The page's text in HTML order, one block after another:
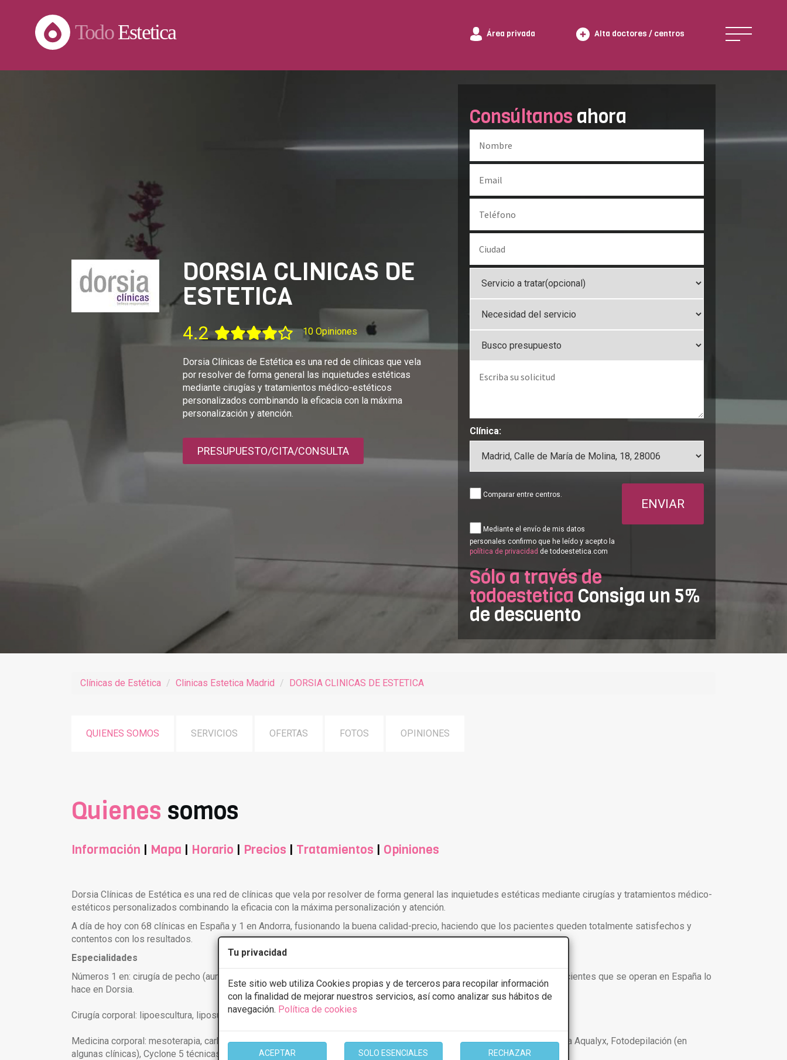
Tu privacidad
Este sitio web utiliza Cookies propias y de terceros para recopilar información
con la finalidad de mejorar nuestros servicios, así como analizar sus hábitos de
navegación. Política de cookies
ACEPTAR SOLO ESENCIALES RECHAZAR
TodoEstetica Área privada Alta doctores / centros
DORSIA CLINICAS DE
ESTETICA
4.2 10 Opiniones
Dorsia Clínicas de Estética es una red de clínicas que vela
por resolver de forma general las inquietudes estéticas
mediante cirugías y tratamientos médico-estéticos
personalizados combinando la eficacia con la máxima
personalización y atención.
PRESUPUESTO/CITA/CONSULTA
Consúltanos ahora
Clínica:
Comparar entre centros.
Mediante el envío de mis datos
personales confirmo que he leído y acepto la
política de privacidad de todoestetica.com
ENVIAR
Sólo a través de
todoestetica Consiga un 5%
de descuento
Clínicas de Estética Clinicas Estetica Madrid DORSIA CLINICAS DE ESTETICA
QUIENES SOMOS SERVICIOS OFERTAS FOTOS OPINIONES
Quienes somos
Información | Mapa | Horario | Precios | Tratamientos | Opiniones
Dorsia Clínicas de Estética es una red de clínicas que vela por resolver de forma general las inquietudes estéticas mediante cirugías y tratamientos médico-
estéticos personalizados combinando la eficacia con la máxima personalización y atención.
A día de hoy con 68 clínicas en España y 1 en Andorra, fusionando la buena calidad-precio, haciendo que los pacientes queden totalmente satisfechos y
contentos con los resultados.
Especialidades
Números 1 en: cirugía de pecho (aumento, reducción, elevación, recambio de prótesis, asimetría mamaria). 1 de cada 4 pacientes que se operan en España lo
hace en Dorsia.
Cirugía corporal: lipoescultura, liposucción Strech lipo, abdominoplastia, dermolipectomia, lipofilling, aumento de glúteos.
Medicina corporal: mesoterapia, carboxiterapia, rejuvenecimiento de manos, eliminación de varices, Liposucción sin cirugía Aqualyx, Fotodepilación (en
algunas clínicas), Cyclone 5 técnicas (en clínicas seleccionadas).